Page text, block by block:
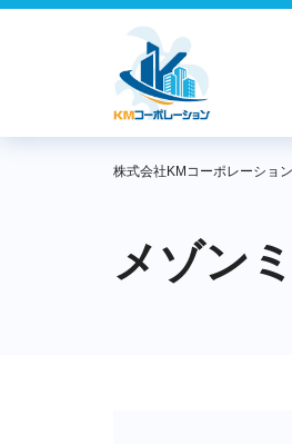
株式会社KMコーポレーショ
メゾン